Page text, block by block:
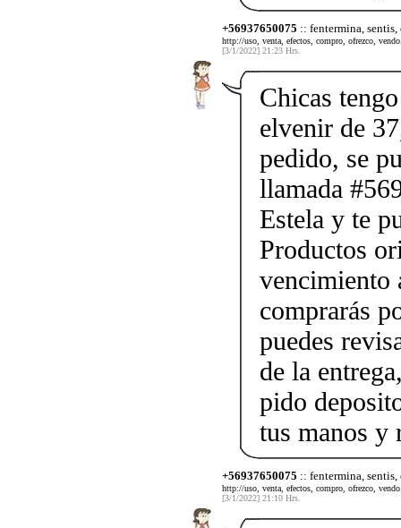
+56937650075 :: fentermina,
http://uso, venta, efectos, compro, ofrezco,
[3/1/2022] 21:23 Hrs.
Chicas
elvenir de
pedido, se
llamada
Estela y te
Productos
vencimiento
comprarás
puedes
de la
pido
tus manos y
+56937650075 :: fentermina,
http://uso, venta, efectos, compro, ofrezco,
[3/1/2022] 21:10 Hrs.